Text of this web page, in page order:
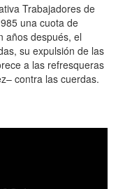
Trabajadores de
una cuota de
años después, el
su expulsión de las
a las refresqueras
contra las cuerdas.